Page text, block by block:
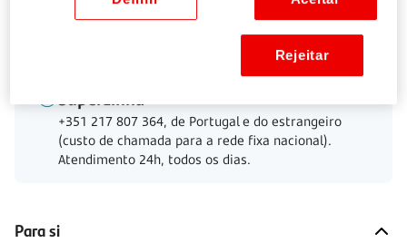
SuperLinha
+351 217 807 364, de Portugal e do estrangeiro
(custo de chamada para a rede fixa nacional).
Atendimento 24h, todos os dias.
Para si
Rejeitar